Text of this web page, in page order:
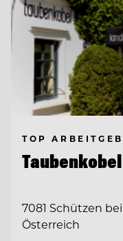
TOP
Taubenkobel
7081 Schützen
Österreich